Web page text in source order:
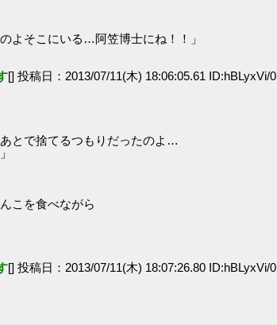
そこにいる…阿笠博士にね！！」
[] 投稿日：2013/07/11(木) 18:06:05.61 ID:hBLyxVi/0
とで捨てるつもりだったのよ…
こを食べながら
[] 投稿日：2013/07/11(木) 18:07:26.80 ID:hBLyxVi/0